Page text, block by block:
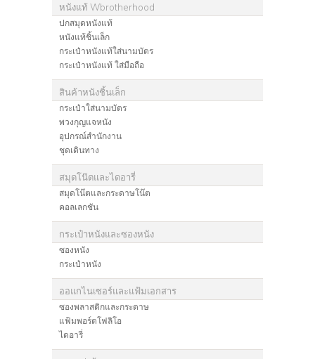
หนังแท้ Wbrotherhood
ปกสมุดหนังแท้
หนังแท้ชิ้นเล็ก
กระเป๋าหนังแท้ใส่นามบัตร
กระเป๋าหนังแท้ ใส่มือถือ
สินค้าหนังชิ้นเล็ก
กระเป๋าใส่นามบัตร
พวงกุญแจหนัง
อุปกรณ์สำนักงาน
ชุดเดินทาง
สมุดโน๊ตและไดอารี่
สมุดโน๊ตและกระดาษโน๊ต
คอลเลกชัน
กระเป๋าหนังและซองหนัง
ซองหนัง
กระเป๋าหนัง
ออแกไนเซอร์และแฟ้มเอกสาร
ซองพลาสติกและกระดาษ
แฟ้มพอร์ตโฟลิโอ
ไดอารี่